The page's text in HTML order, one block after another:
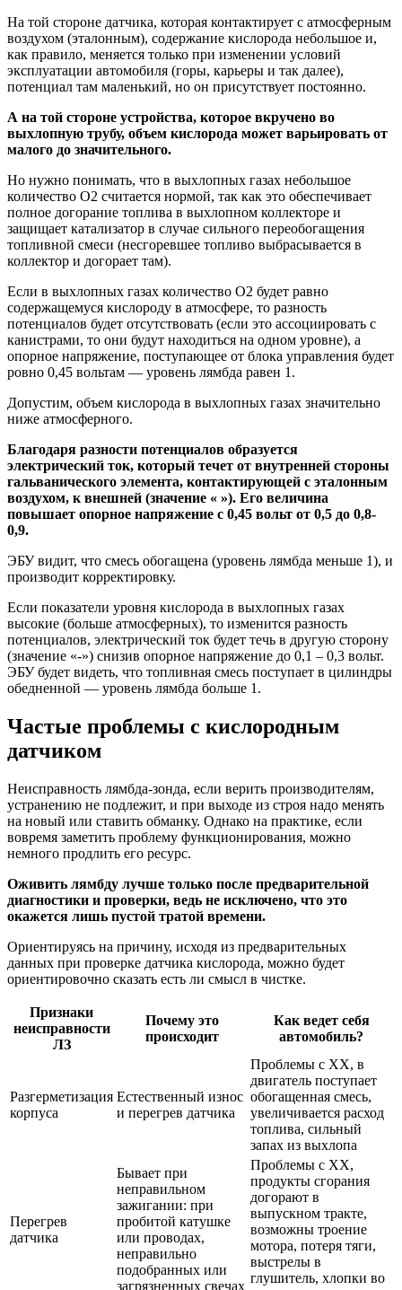
На той стороне датчика, которая контактирует с атмосферным
воздухом (эталонным), содержание кислорода небольшое и,
как правило, меняется только при изменении условий
эксплуатации автомобиля (горы, карьеры и так далее),
потенциал там маленький, но он присутствует постоянно.
А на той стороне устройства, которое вкручено во
выхлопную трубу, объем кислорода может варьировать от
малого до значительного.
Но нужно понимать, что в выхлопных газах небольшое
количество O2 считается нормой, так как это обеспечивает
полное догорание топлива в выхлопном коллекторе и
защищает катализатор в случае сильного переобогащения
топливной смеси (несгоревшее топливо выбрасывается в
коллектор и догорает там).
Если в выхлопных газах количество O2 будет равно
содержащемуся кислороду в атмосфере, то разность
потенциалов будет отсутствовать (если это ассоциировать с
канистрами, то они будут находиться на одном уровне), а
опорное напряжение, поступающее от блока управления будет
ровно 0,45 вольтам — уровень лямбда равен 1.
Допустим, объем кислорода в выхлопных газах значительно
ниже атмосферного.
Благодаря разности потенциалов образуется
электрический ток, который течет от внутренней стороны
гальванического элемента, контактирующей с эталонным
воздухом, к внешней (значение « »). Его величина
повышает опорное напряжение с 0,45 вольт от 0,5 до 0,8-
0,9.
ЭБУ видит, что смесь обогащена (уровень лямбда меньше 1), и
производит корректировку.
Если показатели уровня кислорода в выхлопных газах
высокие (больше атмосферных), то изменится разность
потенциалов, электрический ток будет течь в другую сторону
(значение «-») снизив опорное напряжение до 0,1 – 0,3 вольт.
ЭБУ будет видеть, что топливная смесь поступает в цилиндры
обедненной — уровень лямбда больше 1.
Частые проблемы с кислородным
датчиком
Неисправность лямбда-зонда, если верить производителям,
устранению не подлежит, и при выходе из строя надо менять
на новый или ставить обманку. Однако на практике, если
вовремя заметить проблему функционирования, можно
немного продлить его ресурс.
Оживить лямбду лучше только после предварительной
диагностики и проверки, ведь не исключено, что это
окажется лишь пустой тратой времени.
Ориентируясь на причину, исходя из предварительных
данных при проверке датчика кислорода, можно будет
ориентировочно сказать есть ли смысл в чистке.
Признаки
неисправности
ЛЗ
Почему это
происходит
Как ведет себя
автомобиль?
Разгерметизация
корпуса
Естественный износ
и перегрев датчика
Проблемы с ХХ, в
двигатель поступает
обогащенная смесь,
увеличивается расход
топлива, сильный
запах из выхлопа
Перегрев
датчика
Бывает при
неправильном
зажигании: при
пробитой катушке
или проводах,
неправильно
подобранных или
загрязненных свечах
Проблемы с ХХ,
продукты сгорания
догорают в
выпускном тракте,
возможны троение
мотора, потеря тяги,
выстрелы в
глушитель, хлопки во